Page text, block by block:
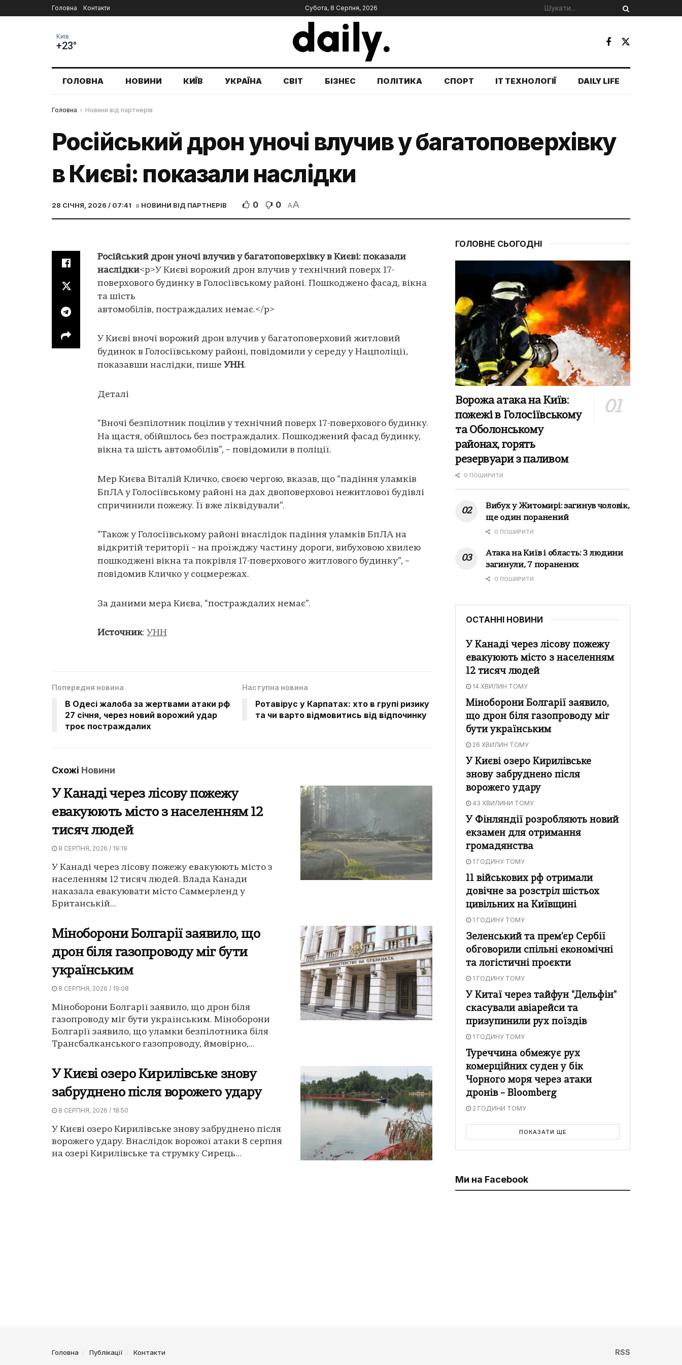
Головна Контакти Субота, 8 Серпня, 2026
Київ
+23°
ГОЛОВНА НОВИНИ КИЇВ УКРАЇНА СВІТ БІЗНЕС ПОЛІТИКА СПОРТ IT ТЕХНОЛОГІЇ DAILY LIFE
Головна Новини від партнерів
Російський дрон уночі влучив у багатоповерхівку
в Києві: показали наслідки
28 СІЧНЯ, 2026 / 07:41 в НОВИНИ ВІД ПАРТНЕРІВ 0 0 AA
Російський дрон уночі влучив у багатоповерхівку в Києві: показали
наслідки<p>У Києві ворожий дрон влучив у технічний поверх 17-
поверхового будинку в Голосіївському районі. Пошкоджено фасад, вікна
та шість
автомобілів, постраждалих немає.</p>
У Києві вночі ворожий дрон влучив у багатоповерховий житловий
будинок в Голосіївському районі, повідомили у середу у Нацполіції,
показавши наслідки, пише УНН.
Деталі
“Вночі безпілотник поцілив у технічний поверх 17-поверхового будинку.
На щастя, обійшлось без постраждалих. Пошкоджений фасад будинку,
вікна та шість автомобілів”, – повідомили в поліції.
Мер Києва Віталій Кличко, своєю чергою, вказав, що “падіння уламків
БпЛА у Голосіївському районі на дах двоповерхової нежитлової будівлі
спричинили пожежу. Її вже ліквідували”.
“Також у Голосіївському районі внаслідок падіння уламків БпЛА на
відкритій території – на проїжджу частину дороги, вибуховою хвилею
пошкоджені вікна та покрівля 17-поверхового житлового будинку”, –
повідомив Кличко у соцмережах.
За даними мера Києва, “постраждалих немає”.
Источник: УНН
Попередня новина
В Одесі жалоба за жертвами атаки рф
27 січня, через новий ворожий удар
троє постраждалих
Наступна новина
Ротавірус у Карпатах: хто в групі ризику
та чи варто відмовитись від відпочинку
Схожі Новини
У Канаді через лісову пожежу
евакуюють місто з населенням 12
тисяч людей
8 СЕРПНЯ, 2026 / 19:19
У Канаді через лісову пожежу евакуюють місто з
населенням 12 тисяч людей. Влада Канади
наказала евакуювати місто Саммерленд у
Британській...
Міноборони Болгарії заявило, що
дрон біля газопроводу міг бути
українським
8 СЕРПНЯ, 2026 / 19:08
Міноборони Болгарії заявило, що дрон біля
газопроводу міг бути українським. Міноборони
Болгарії заявило, що уламки безпілотника біля
Трансбалканського газопроводу, ймовірно,...
У Києві озеро Кирилівське знову
забруднено після ворожего удару
8 СЕРПНЯ, 2026 / 18:50
У Києві озеро Кирилівське знову забруднено після
ворожего удару. Внаслідок ворожої атаки 8 серпня
на озері Кирилівське та струмку Сирець...
ГОЛОВНЕ СЬОГОДНІ
Ворожа атака на Київ:
пожежі в Голосіївському
та Оболонському
районах, горять
резервуари з паливом
0 ПОШИРИТИ
Вибух у Житомирі: загинув чоловік,
ще один поранений
0 ПОШИРИТИ
Атака на Київ і область: 3 людини
загинули, 7 поранених
0 ПОШИРИТИ
ОСТАННІ НОВИНИ
У Канаді через лісову пожежу
евакуюють місто з населенням
12 тисяч людей
14 ХВИЛИН ТОМУ
Міноборони Болгарії заявило,
що дрон біля газопроводу міг
бути українським
26 ХВИЛИН ТОМУ
У Києві озеро Кирилівське
знову забруднено після
ворожего удару
43 ХВИЛИНИ ТОМУ
У Фінляндії розробляють новий
екзамен для отримання
громадянства
1 ГОДИНУ ТОМУ
11 військових рф отримали
довічне за розстріл шістьох
цивільних на Київщині
1 ГОДИНУ ТОМУ
Зеленський та прем'єр Сербії
обговорили спільні економічні
та логістичні проєкти
1 ГОДИНУ ТОМУ
У Китаї через тайфун "Дельфін"
скасували авіарейси та
призупинили рух поїздів
1 ГОДИНУ ТОМУ
Туреччина обмежує рух
комерційних суден у бік
Чорного моря через атаки
дронів – Bloomberg
2 ГОДИНИ ТОМУ
ПОКАЗАТИ ЩЕ
Ми на Facebook
Головна Публікації Контакти RSS